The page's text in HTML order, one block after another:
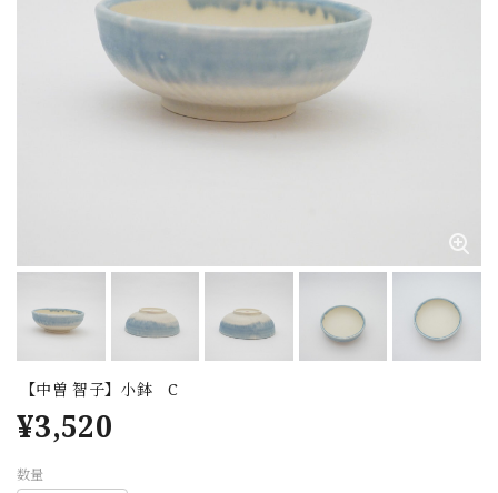
【中曽 智子】小鉢 C
¥3,520
数量